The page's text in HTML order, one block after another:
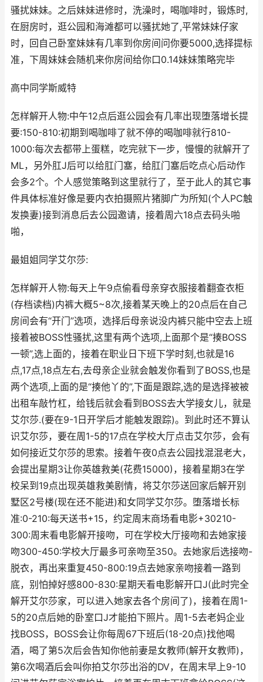
骚扰妹妹。之后妹妹进修时，洗澡时，喝咖啡时，锻炼时,
在厨房时，逛公园和海滩都可以骚扰她了,平常妹妹仔家
时，回自己卧室妹妹有几率到你房间问你要5000,选择提标
准，下周妹妹会随机来你房间给你口0.14妹妹策略完毕
高中同学斯威特
怎样解开人物:中午12点后逛公园会有几率出现堕落增长提
要:150-810:初期到喝咖啡了就不停的喝咖啡就行810-
1000:每次去都带上蛋糕，吃完就下一步，慢慢的就解开了
ML，另外肛J后可以给肛门塞，给肛门塞后吃点心后动作
会多2个。个人感觉策略到这里就行了，至于此人的其它事
件具体标准好像是要内衣拍摄照片猪脚广为所知(个人PC触
发换妻)接到消息后去公园邀请，接着周六18点去码头啪
啪，
最姐姐同学艾尔莎:
怎样解开人物:每天上午9点偷看母亲穿衣服接着翻查衣柜
(存档读档)内裤大概5~8次,接着某天晚上的20点后在自己
房间会有“开门”选项，选择后母亲说没内裤只能中空去上班
接着被BOSS性骚扰,这里有两个选项,上面那个是“揍BOSS
一顿”,选上面的，接着在职业日下班下学时刻,也就是16
点,17点,18点左右,去母亲企业就会触发你看到了BOSS,也是
两个选项,上面的是“揍他丫的”,下面是跟踪,选的是选择被被
出租车敲竹杠，给钱后就会看到BOSS去大学接女儿，就是
艾尔莎.(要在9-1日开学后才能触发跟踪)。到此时还不算认
识艾尔莎，要在周1-5的17点在学校大厅点击艾尔莎，会有
如何接近艾尔莎的思索。接着午夜0点去公园找混混老大，
会提出星期3让你英雄救美(花费15000)，接着星期3在学
校呆到19点出现英雄救美剧情，将艾尔莎送回家后解开别
墅区2号楼(现在还不能进)和女同学艾尔莎。堕落增长标
准:0-210:每天送书+15，约定周末商场看电影+30210-
300:周末看电影解开接吻，可在学校大厅接吻和去她家接
吻300-450:学校大厅最多可亲吻至350。去她家后选接吻-
脱衣，再出来重复450-800:19点去她家亲吻接着一路到
底，别怕掉好感800-830:星期天看电影解开口J(此时完全
解开艾尔莎家，可以进入她家去各个房间了)，接着在周1-
5的20点后她的卧室口J才能拍下照片。周1-5去老妈企业
找BOSS，BOSS会让你每周67下班后(18-20点)找他喝
酒，喝了第5次后会告知你他前妻是女教师(解开女教师)，
第6次喝酒后会叫你拍艾尔莎出浴的DV，在周末早上9-10